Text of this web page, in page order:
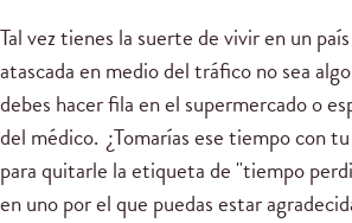
Tal vez tienes la suerte de vivir en un
atascada en medio del tráfico no sea
debes hacer fila en el supermercado o
del médico. ¿Tomarías ese tiempo con
para quitarle la etiqueta de "tiempo
en uno por el que puedas estar